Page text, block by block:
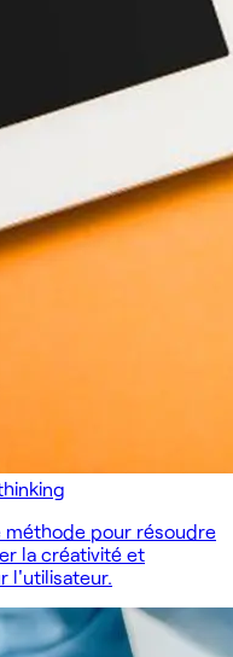
méthode pour résoudre
la créativité et
l'utilisateur.